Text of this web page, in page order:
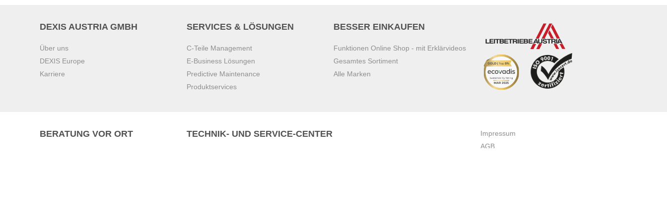
DEXIS AUSTRIA GMBH
Über uns
DEXIS Europe
Karriere
SERVICES & LÖSUNGEN
C-Teile Management
E-Business Lösungen
Predictive Maintenance
Produktservices
BESSER EINKAUFEN
Funktionen Online Shop - mit Erklärvideos
Gesamtes Sortiment
Alle Marken
BERATUNG VOR ORT TECHNIK- UND SERVICE-CENTER
Impressum
AGB